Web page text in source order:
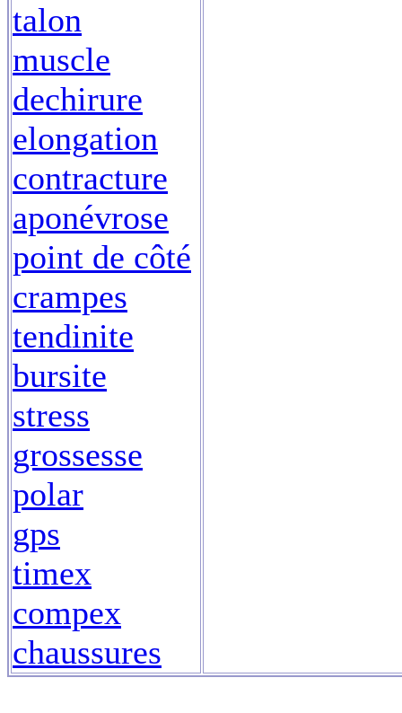
talon
muscle
dechirure
elongation
contracture
aponévrose
point de côté
crampes
tendinite
bursite
stress
grossesse
polar
gps
timex
compex
chaussures